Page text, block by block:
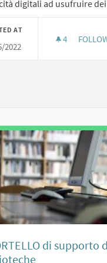
digitali ad usufruire
AT
2022
4 4
di supporto